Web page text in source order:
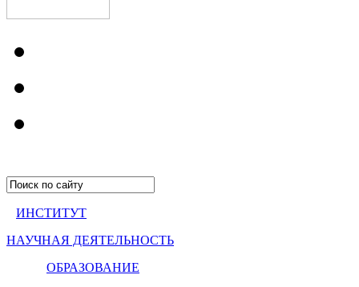
ИНСТИТУТ
НАУЧНАЯ ДЕЯТЕЛЬНОСТЬ
ОБРАЗОВАНИЕ